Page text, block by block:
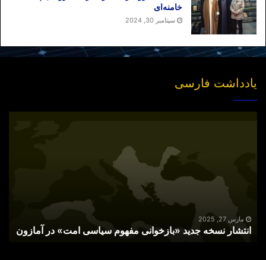
خامنه‌ای
سپتامبر 30, 2024
یادداشت فارسی
آمازونمارس 27, 2025
انتشار نسخه جدید «بازخوانی مفهوم سیاسی امت» در آمازون